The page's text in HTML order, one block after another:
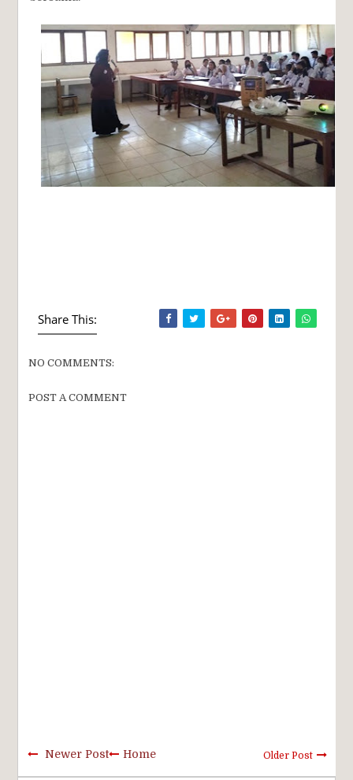
Share This:
NO COMMENTS:
POST A COMMENT
Newer Post Older Post
Home